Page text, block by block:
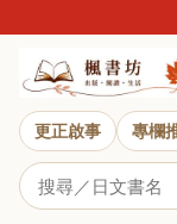
更正啟事 專欄